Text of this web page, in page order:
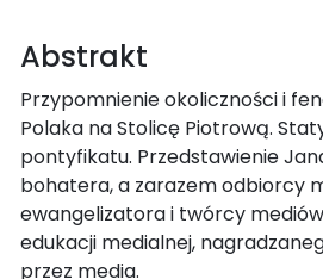
Abstrakt
Przypomnienie okoliczności i
Polaka na Stolicę Piotrową.
pontyfikatu. Przedstawienie
bohatera, a zarazem odbiorcy
ewangelizatora i twórcy
edukacji medialnej,
przez media.